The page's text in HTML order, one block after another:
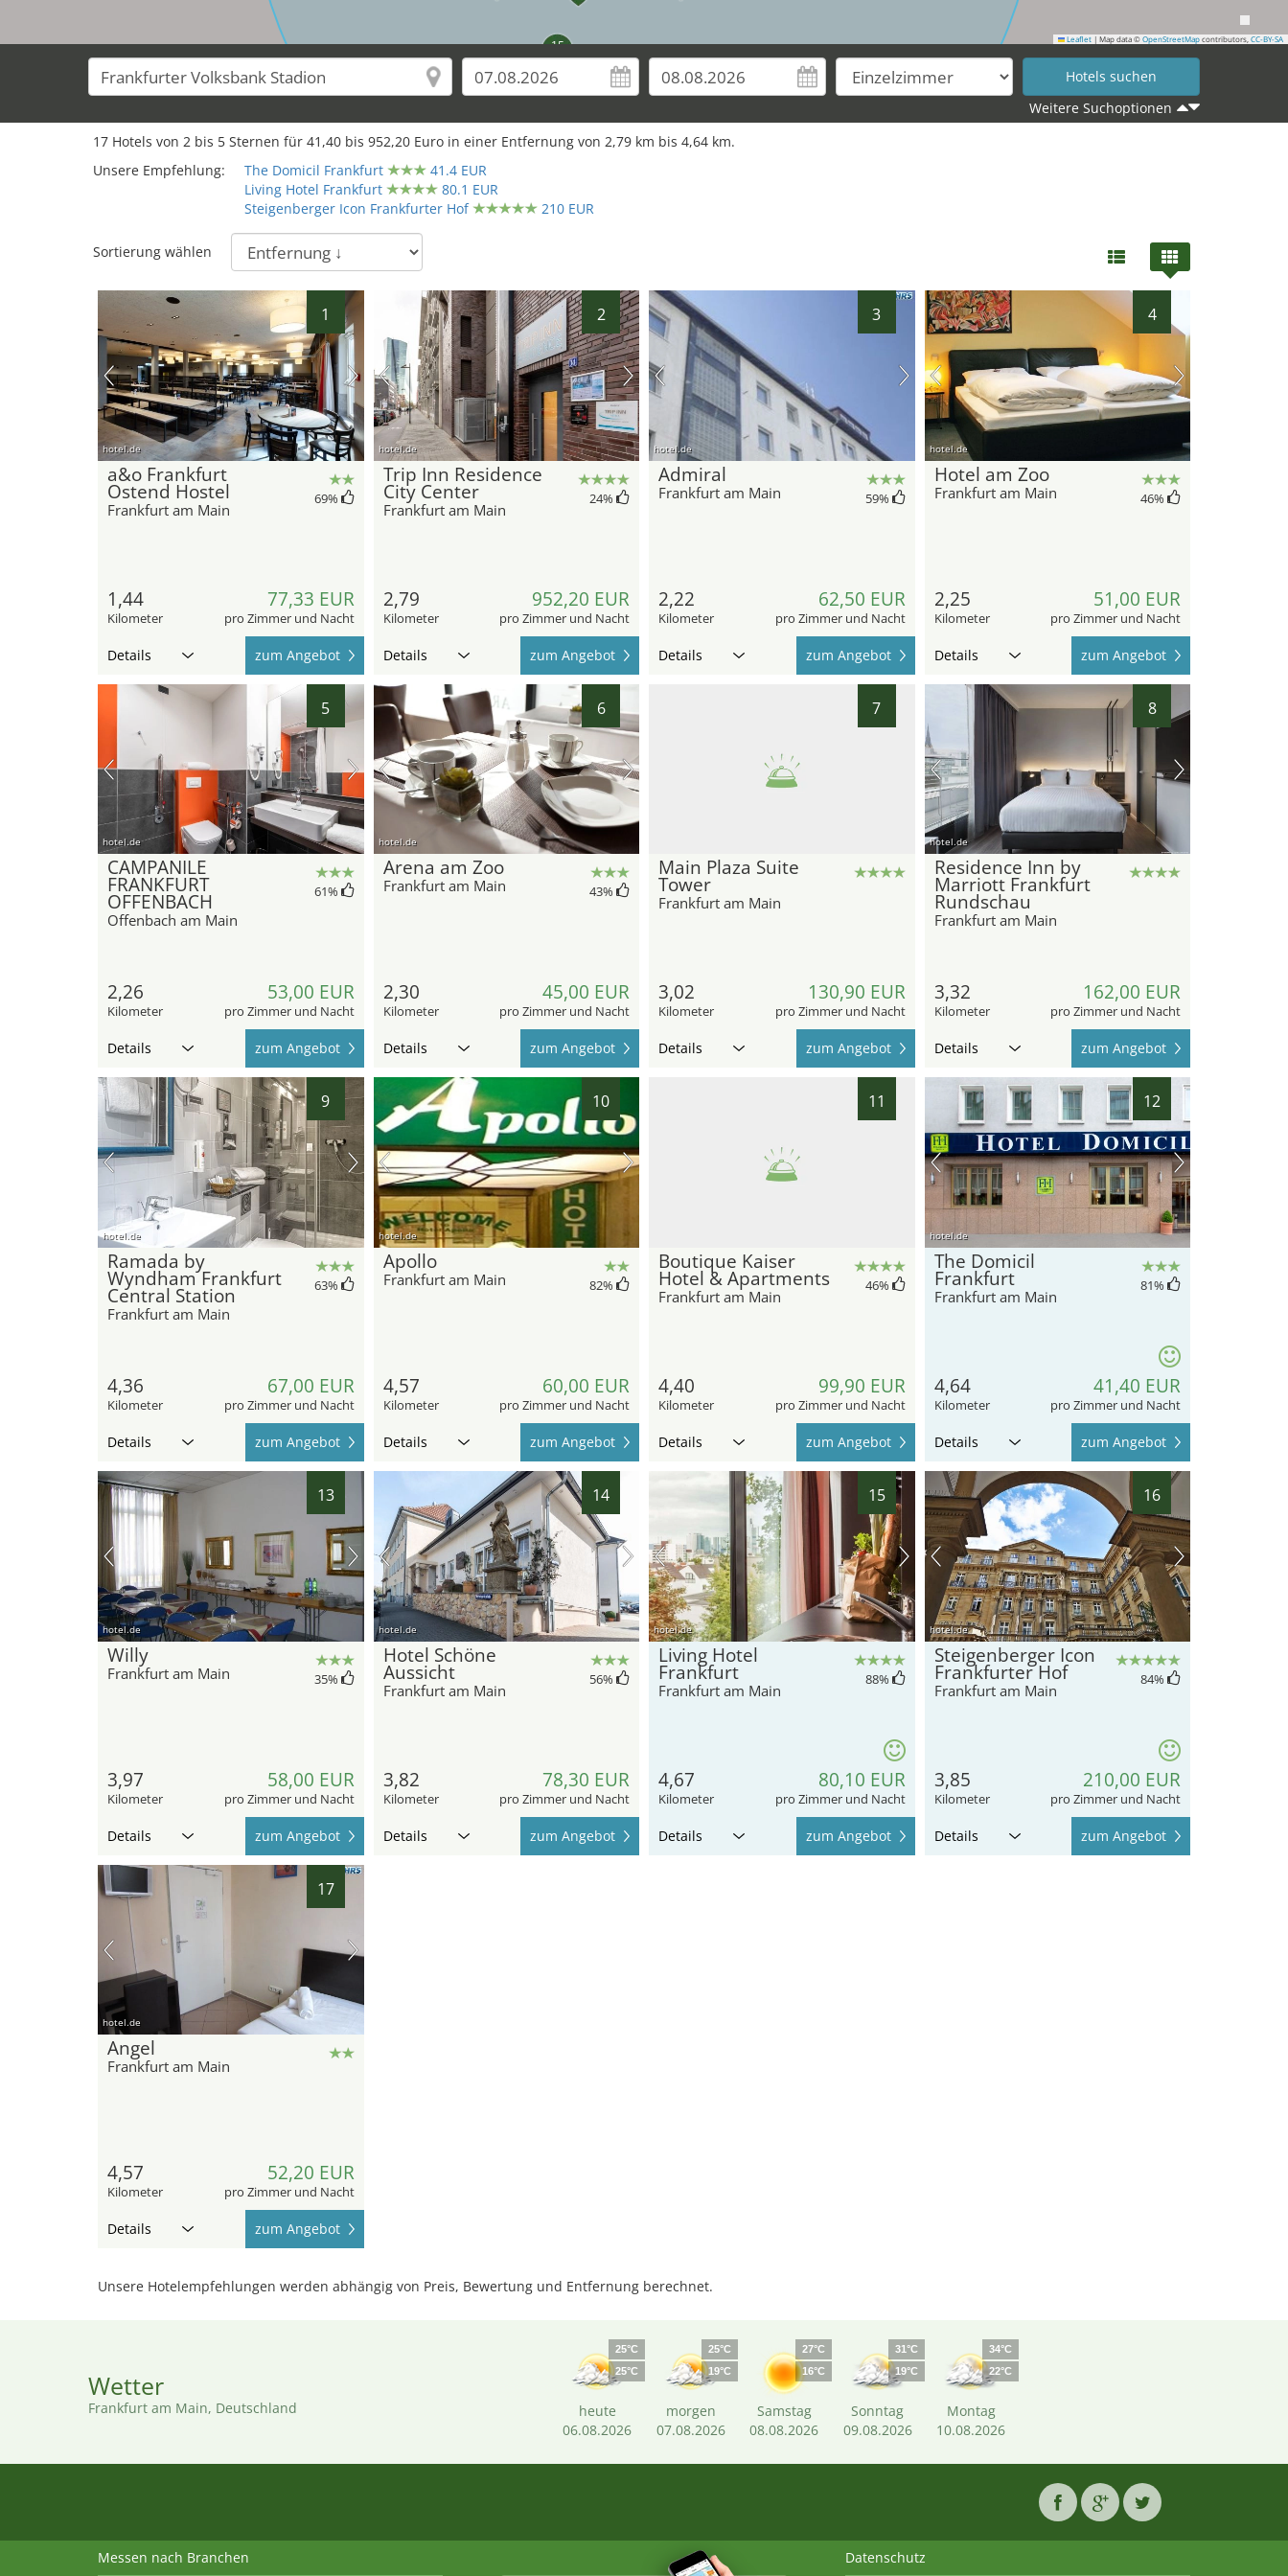
15 Leaflet | Map data © OpenStreetMap contributors, CC-BY-SA
Weitere Suchoptionen
17 Hotels von 2 bis 5 Sternen für 41,40 bis 952,20 Euro in einer Entfernung von 2,79 km bis 4,64 km.
Unsere Empfehlung:
The Domicil Frankfurt
41.4 EUR
Living Hotel Frankfurt
80.1 EUR
Steigenberger Icon Frankfurter Hof
210 EUR
Sortierung wählen
1
hotel.de
a&o Frankfurt
Ostend Hostel
Frankfurt am Main
69%
1,44
Kilometer
77,33 EUR
pro Zimmer und Nacht
Details zum Angebot
2
hotel.de
Trip Inn Residence
City Center
Frankfurt am Main
24%
2,79
Kilometer
952,20 EUR
pro Zimmer und Nacht
Details zum Angebot
3
hotel.de
Admiral
Frankfurt am Main 59%
2,22
Kilometer
62,50 EUR
pro Zimmer und Nacht
Details zum Angebot
4
hotel.de
Hotel am Zoo
Frankfurt am Main 46%
2,25
Kilometer
51,00 EUR
pro Zimmer und Nacht
Details zum Angebot
5
hotel.de
CAMPANILE
FRANKFURT
OFFENBACH
Offenbach am Main
61%
2,26
Kilometer
53,00 EUR
pro Zimmer und Nacht
Details zum Angebot
6
hotel.de
Arena am Zoo
Frankfurt am Main 43%
2,30
Kilometer
45,00 EUR
pro Zimmer und Nacht
Details zum Angebot
7
Main Plaza Suite
Tower
Frankfurt am Main
3,02
Kilometer
130,90 EUR
pro Zimmer und Nacht
Details zum Angebot
8
hotel.de
Residence Inn by
Marriott Frankfurt
Rundschau
Frankfurt am Main
3,32
Kilometer
162,00 EUR
pro Zimmer und Nacht
Details zum Angebot
9
hotel.de
Ramada by
Wyndham Frankfurt
Central Station
Frankfurt am Main
63%
4,36
Kilometer
67,00 EUR
pro Zimmer und Nacht
Details zum Angebot
10
hotel.de
Apollo
Frankfurt am Main 82%
4,57
Kilometer
60,00 EUR
pro Zimmer und Nacht
Details zum Angebot
11
Boutique Kaiser
Hotel & Apartments
Frankfurt am Main
46%
4,40
Kilometer
99,90 EUR
pro Zimmer und Nacht
Details zum Angebot
12
hotel.de
The Domicil
Frankfurt
Frankfurt am Main
81%
4,64
Kilometer
41,40 EUR
pro Zimmer und Nacht
Details zum Angebot
13
hotel.de
Willy
Frankfurt am Main 35%
3,97
Kilometer
58,00 EUR
pro Zimmer und Nacht
Details zum Angebot
14
hotel.de
Hotel Schöne
Aussicht
Frankfurt am Main
56%
3,82
Kilometer
78,30 EUR
pro Zimmer und Nacht
Details zum Angebot
15
hotel.de
Living Hotel
Frankfurt
Frankfurt am Main
88%
4,67
Kilometer
80,10 EUR
pro Zimmer und Nacht
Details zum Angebot
16
hotel.de
Steigenberger Icon
Frankfurter Hof
Frankfurt am Main
84%
3,85
Kilometer
210,00 EUR
pro Zimmer und Nacht
Details zum Angebot
17
hotel.de
Angel
Frankfurt am Main
4,57
Kilometer
52,20 EUR
pro Zimmer und Nacht
Details zum Angebot
Unsere Hotelempfehlungen werden abhängig von Preis, Bewertung und Entfernung berechnet.
Wetter
Frankfurt am Main, Deutschland
25°C
25°C
heute
06.08.2026
25°C
19°C
morgen
07.08.2026
27°C
16°C
Samstag
08.08.2026
31°C
19°C
Sonntag
09.08.2026
34°C
22°C
Montag
10.08.2026
Messen nach Branchen Datenschutz